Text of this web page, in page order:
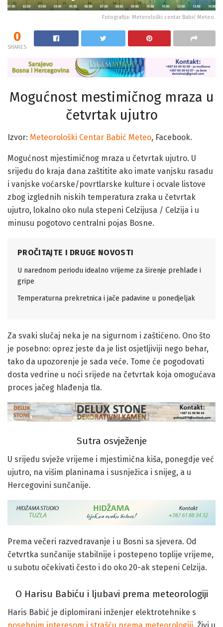
Fotografija: Meterološki centar Babić Meteo.
0
SHARES
Mogućnost mestimičnog mraza u
četvrtak ujutro
Izvor: Meteorološki Centar Babić Meteo, Facebook.
Mogućnost mjestimičnog mraza u četvrtak ujutro. U
srijedu do kraja dana zaštitite ako imate vanjsku rasadu
i vanjske voćarske/povrtlarske kulture i ocvale listove
zbog izglednih niskih temperatura zraka u četvrtak
ujutro, lokalno oko nula stepeni Celzijusa / Celzija i u
minusu pogotovo centralni pojas Bosne.
PROČITAJTE I DRUGE NOVOSTI
U narednom periodu idealno vrijeme za širenje prehlade i
gripe
Temperaturna prekretnica i jače padavine u ponedjeljak
Za svaki slučaj neka je na sigurnom i zaštićeno. Ono što
je posebno: oprez jeste da je list osjetljiviji nego behar,
tako da upozorenje je sada veće. Tome će pogodovati
dosta vedrine u noći srijede na četvrtak koja omogućava
proces jačeg hlađenja tla.
Sutra osvježenje
U srijedu svježe vrijeme i mjestimična kiša, ponegdje već
ujutro, na višim planinama i susnježica i snijeg, a u
Hercegovini sunčanije.
Prema večeri razvedravanje i u Bosni sa sjevera. Od
četvrtka sunčanije stabilnije i postepeno toplije vrijeme,
u subotu očekivati često i do oko 20-ak stepeni Celzija.
O Harisu Babiću i ljubavi prema meteorologiji
Haris Babić je diplomirani inženjer elektrotehnike s
posebnim interesom i strašću prema meteorologiji. Živi u